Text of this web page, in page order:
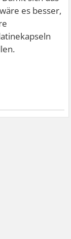
es besser,